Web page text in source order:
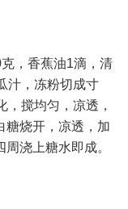
，香蕉油1滴，清
汁，冻粉切成寸
搅均匀，凉透，
糖烧开，凉透，加
浇上糖水即成。